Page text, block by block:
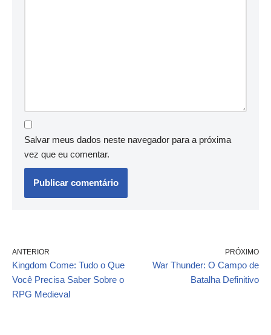
Salvar meus dados neste navegador para a próxima
vez que eu comentar.
ANTERIOR
Kingdom Come: Tudo o Que
Você Precisa Saber Sobre o
RPG Medieval
PRÓXIMO
War Thunder: O Campo de
Batalha Definitivo